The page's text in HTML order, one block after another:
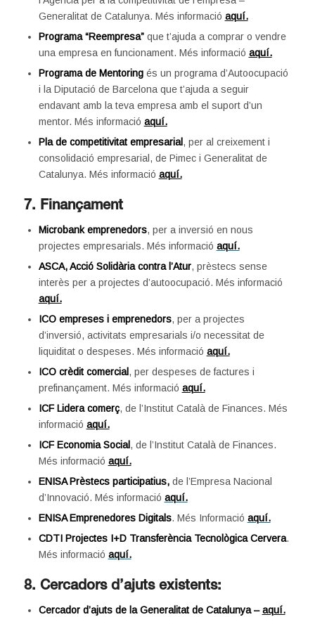
Generalitat de Catalunya. Més informació aquí.
Programa “Reempresa” que t’ajuda a comprar o vendre
una empresa en funcionament. Més informació aquí.
Programa de Mentoringés un programa d’Autoocupació
i la Diputació de Barcelona que t’ajuda a seguir
endavant amb la teva empresa amb el suport d’un
mentor. Més informació aquí.
Pla de competitivitat empresarial, per al creixement i
consolidació empresarial, de Pimec i Generalitat de
Catalunya. Més informació aquí.
7. Finançament
Microbank emprenedors, per a inversió en nous
projectes empresarials. Més informació aquí.
ASCA, Acció Solidària contra l’Atur, prèstecs sense
interès per a projectes d’autoocupació. Més informació
aquí.
ICO empreses i emprenedors, per a projectes
d’inversió, activitats empresarials i/o necessitat de
liquiditat o despeses. Més informació aquí.
ICO crèdit comercial, per despeses de factures i
prefinançament. Més informació aquí.
ICF Lidera comerç, de l’Institut Català de Finances. Més
informació aquí.
ICF Economia Social, de l’Institut Català de Finances.
Més informació aquí.
ENISA Prèstecs participatius,de l’Empresa Nacional
d’Innovació. Més informació aquí.
ENISA Emprenedores Digitals. Més Informació aquí.
CDTI Projectes I+D Transferència Tecnològica Cervera.
Més informació aquí.
8. Cercadors d’ajuts existents:
Cercador d’ajuts de la Generalitat de Catalunya –aquí.